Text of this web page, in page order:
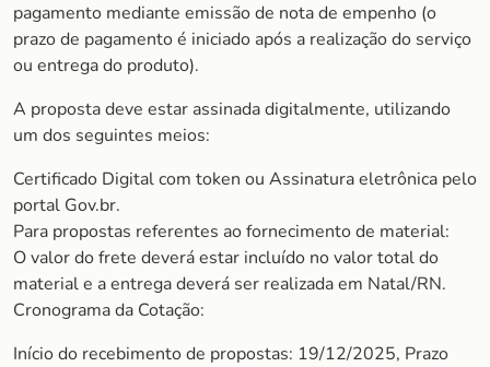
pagamento mediante emissão de nota de empenho (o
prazo de pagamento é iniciado após a realização do serviço
ou entrega do produto).
A proposta deve estar assinada digitalmente, utilizando
um dos seguintes meios:
Certificado Digital com token ou Assinatura eletrônica pelo
portal Gov.br.
Para propostas referentes ao fornecimento de material:
O valor do frete deverá estar incluído no valor total do
material e a entrega deverá ser realizada em Natal/RN.
Cronograma da Cotação:
Início do recebimento de propostas: 19/12/2025, Prazo